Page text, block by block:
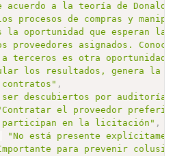
acuerdo a la teoría de Donald
procesos de compras y
la oportunidad que esperan las
proveedores asignados.
terceros es otra oportunidad
los resultados, genera la
,
ser descubiertos por auditoría"
el proveedor
participan en la licitación" ,
"No está presente explícitamente"
para prevenir colusión"